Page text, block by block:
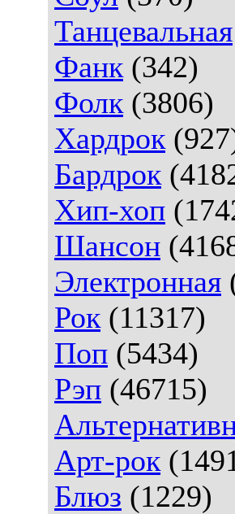
Танцевальная
Фанк (342)
Фолк (3806)
Хардрок
Бардрок
Хип-хоп
Шансон
Электронная
Рок (11317)
Поп (5434)
Рэп (46715)
Арт-рок
Блюз (1229)